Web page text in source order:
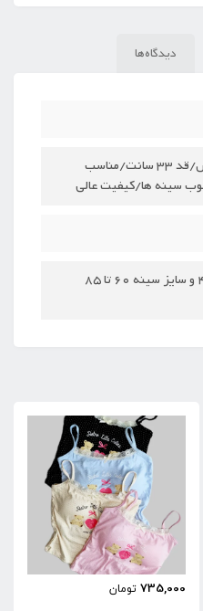
دیدگاه‌ها
کاپ متحرک/پشت کار تمام کش/قد 33 سانت/مناسب
سینه ها/کیفیت عالی
فری سایز(سایز بدنی 36 تا 42 و سایز سینه 60 تا 85
735,000 تومان